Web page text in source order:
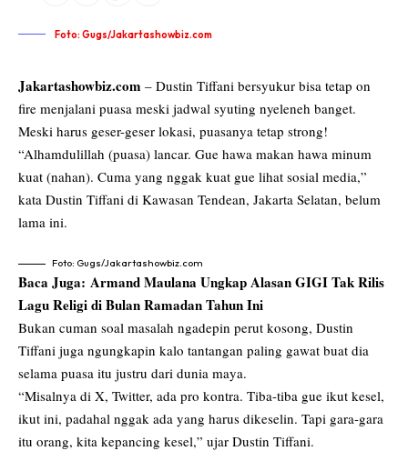
Foto: Gugs/Jakartashowbiz.com
Jakartashowbiz.com – Dustin Tiffani bersyukur bisa tetap on
fire menjalani puasa meski jadwal syuting nyeleneh banget.
Meski harus geser-geser lokasi, puasanya tetap strong!
“Alhamdulillah (puasa) lancar. Gue hawa makan hawa minum
kuat (nahan). Cuma yang nggak kuat gue lihat sosial media,”
kata Dustin Tiffani di Kawasan Tendean, Jakarta Selatan, belum
lama ini.
Foto: Gugs/Jakartashowbiz.com
Baca Juga: Armand Maulana Ungkap Alasan GIGI Tak Rilis
Lagu Religi di Bulan Ramadan Tahun Ini
Bukan cuman soal masalah ngadepin perut kosong, Dustin
Tiffani juga ngungkapin kalo tantangan paling gawat buat dia
selama puasa itu justru dari dunia maya.
“Misalnya di X, Twitter, ada pro kontra. Tiba-tiba gue ikut kesel,
ikut ini, padahal nggak ada yang harus dikeselin. Tapi gara-gara
itu orang, kita kepancing kesel,” ujar Dustin Tiffani.